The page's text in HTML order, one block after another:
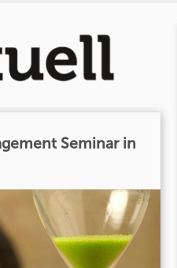
Seminar in